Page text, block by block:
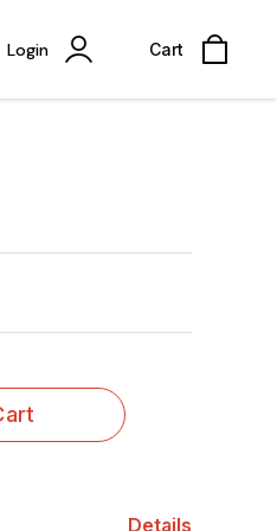
Login Cart
Details